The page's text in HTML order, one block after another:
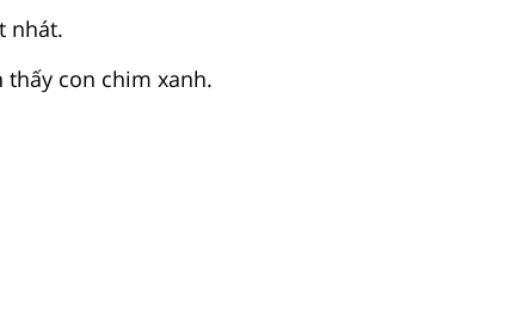
nhát.
thấy con chim xanh.